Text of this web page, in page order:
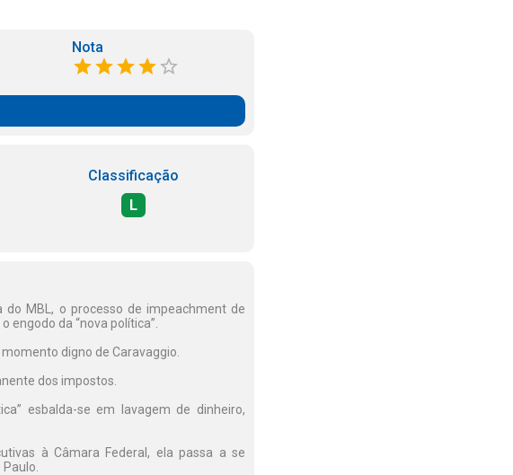
Nota
Classificação
L
MBL, o processo de impeachment de
engodo da “nova política”.
digno de Caravaggio.
dos impostos.
esbalda-se em lavagem de dinheiro,
à Câmara Federal, ela passa a se